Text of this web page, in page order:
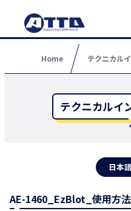
Home テクニカル
テクニカルイ
日本
AE-1460_EzBlot_使用方